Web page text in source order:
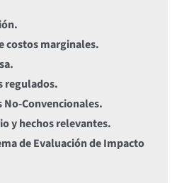
costos marginales.
regulados.
No-Convencionales.
y hechos relevantes.
de Evaluación de Impacto